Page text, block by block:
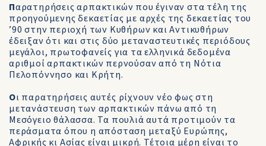
Παρατηρήσεις αρπακτικών που έγιναν στα τέλη της
προηγούμενης δεκαετίας με αρχές της δεκαετίας του
’90 στην περιοχή των Κυθήρων και Αντικυθήρων
έδειξαν ότι και στις δύο μεταναστευτικές περιόδους
μεγάλοι, πρωτοφανείς για τα ελληνικά δεδομένα
αριθμοί αρπακτικών περνούσαν από τη Νότια
Πελοπόννησο και Κρήτη.
Οι παρατηρήσεις αυτές ρίχνουν νέο φως στη
μετανάστευση των αρπακτικών πάνω από τη
Μεσόγειο θάλασσα. Τα πουλιά αυτά προτιμούν τα
περάσματα όπου η απόσταση μεταξύ Ευρώπης,
Αφρικής κι Ασίας είναι μικρή. Τέτοια μέρη είναι το